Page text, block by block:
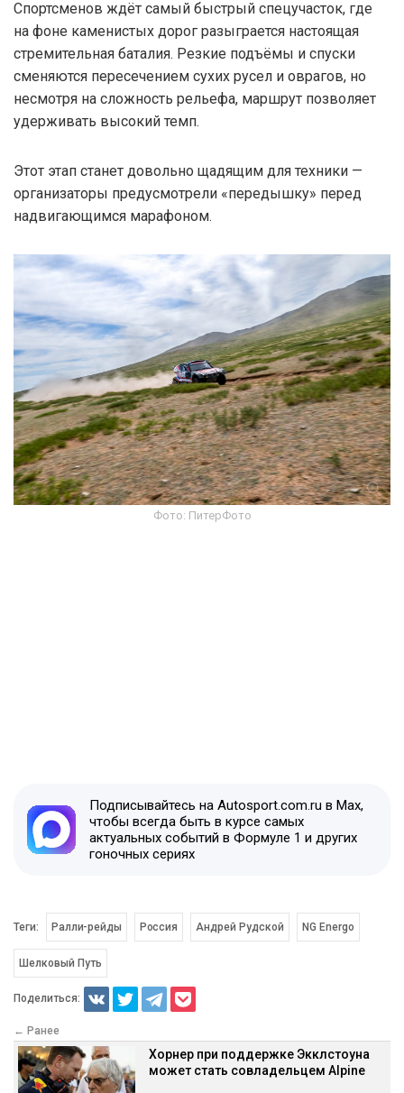
Спортсменов ждёт самый быстрый спецучасток, где
на фоне каменистых дорог разыграется настоящая
стремительная баталия. Резкие подъёмы и спуски
сменяются пересечением сухих русел и оврагов, но
несмотря на сложность рельефа, маршрут позволяет
удерживать высокий темп.
Этот этап станет довольно щадящим для техники —
организаторы предусмотрели «передышку» перед
надвигающимся марафоном.
Фото: ПитерФото
Подписывайтесь на Autosport.com.ru в Max,
чтобы всегда быть в курсе самых
актуальных событий в Формуле 1 и других
гоночных сериях
Теги: Ралли-рейды Россия Андрей Рудской NG Energo
Шелковый Путь
Поделиться:
← Ранее
Хорнер при поддержке Экклстоуна
может стать совладельцем Alpine